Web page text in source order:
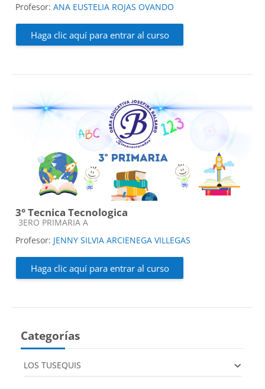
Profesor: ANA EUSTELIA ROJAS OVANDO
Haga clic aquí para entrar al curso
3° Tecnica Tecnologica
Categoría de cursos
3ERO PRIMARIA A
Profesor: JENNY SILVIA ARCIENEGA VILLEGAS
Haga clic aquí para entrar al curso
Categorías
LOS TUSEQUIS